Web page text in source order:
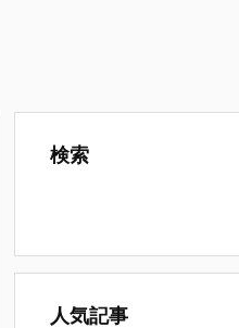
検索
人気記事